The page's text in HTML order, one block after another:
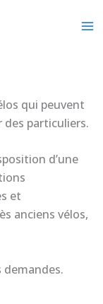
qui peuvent
des particuliers.
d’une
et
anciens vélos,